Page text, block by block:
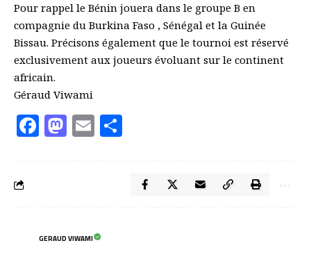
Pour rappel le Bénin jouera dans le groupe B en
compagnie du Burkina Faso , Sénégal et la Guinée
Bissau. Précisons également que le tournoi est réservé
exclusivement aux joueurs évoluant sur le continent
africain.
Géraud Viwami
Facebook
Mastodon
Email
GERAUD VIWAMI